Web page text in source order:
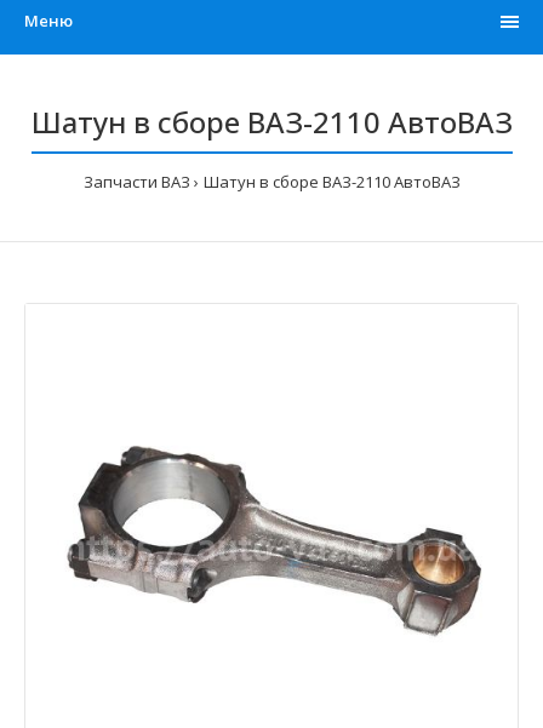
Меню
Шатун в сборе ВАЗ-2110 АвтоВАЗ
Запчасти ВАЗ Шатун в сборе ВАЗ-2110 АвтоВАЗ